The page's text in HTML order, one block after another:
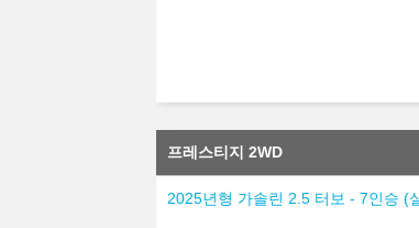
프레스티지 2WD
2025년형 가솔린 2.5 터보 - 7인승 (